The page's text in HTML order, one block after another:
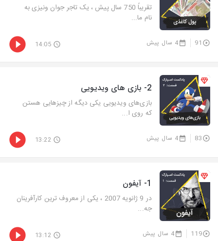
تقریباً 750 سال پیش ، یک تاجر جوان ونیزی به
نام ما...
91 4 سال پیش 14:05
2- بازی های ویدیویی
بازی‌های ویدیویی یکی دیگه از چیزهایی هستن
که روی ا...
83 4 سال پیش 13:22
1- آیفون
در 9 ژانویه 2007 ، یکی از معروف ترین کارآفرینان
جه...
119 4 سال پیش 13:12